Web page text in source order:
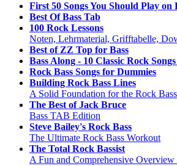
First 50 Songs You Should Play on
Best Of Bass Tab
100 Rock Lessons
Noten, Lehrmaterial, Grifftabelle,
Best of ZZ Top for Bass
Bass Along - 10 Classic Rock
Rock Bass Songs for Dummies
Building Rock Bass Lines
A Solid Foundation for the Rock
The Best of Jack Bruce
Bass TAB Edition
Steve Bailey's Rock Bass
The Ultimate Rock Bass Workout
The Total Rock Bassist
A Fun and Comprehensive